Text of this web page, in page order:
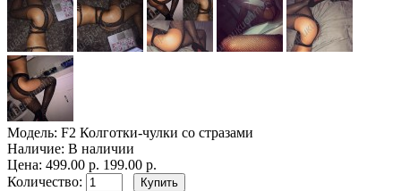
Модель: F2 Колготки-чулки со стразами
Наличие: В наличии
Цена: 499.00 р. 199.00 р.
Количество: